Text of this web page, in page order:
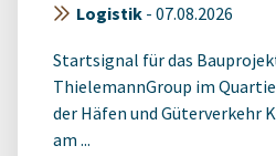
Logistik - 07.08.2026
Startsignal für das
ThielemannGroup im
der Häfen und Güterverkehr
am ...